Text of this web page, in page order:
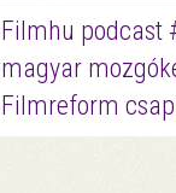
Filmhu podcast
magyar
Filmreform